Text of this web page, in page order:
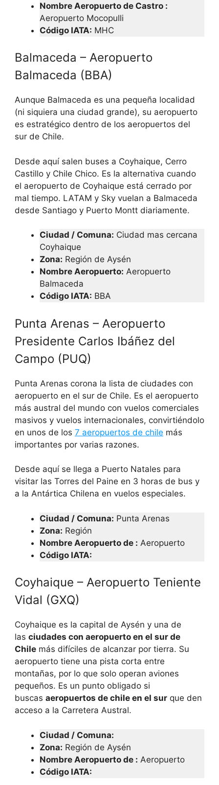
Nombre Aeropuerto de Castro :
Aeropuerto Mocopulli
Código IATA: MHC
Balmaceda – Aeropuerto
Balmaceda (BBA)
Aunque Balmaceda es una pequeña localidad
(ni siquiera una ciudad grande), su aeropuerto
es estratégico dentro de los aeropuertos del
sur de Chile.
Desde aquí salen buses a Coyhaique, Cerro
Castillo y Chile Chico. Es la alternativa cuando
el aeropuerto de Coyhaique está cerrado por
mal tiempo. LATAM y Sky vuelan a Balmaceda
desde Santiago y Puerto Montt diariamente.
Ciudad / Comuna: Ciudad mas cercana
Coyhaique
Zona: Región de Aysén
Nombre Aeropuerto: Aeropuerto
Balmaceda
Código IATA: BBA
Punta Arenas – Aeropuerto
Presidente Carlos Ibáñez del
Campo (PUQ)
Punta Arenas corona la lista de ciudades con
aeropuerto en el sur de Chile. Es el aeropuerto
más austral del mundo con vuelos comerciales
masivos y vuelos internacionales, convirtiéndolo
en unos de los 7 aeropuertos de chile más
importantes por varias razones.
Desde aquí se llega a Puerto Natales para
visitar las Torres del Paine en 3 horas de bus y
a la Antártica Chilena en vuelos especiales.
Ciudad / Comuna: Punta Arenas
Zona: Región
Nombre Aeropuerto de : Aeropuerto
Código IATA:
Coyhaique – Aeropuerto Teniente
Vidal (GXQ)
Coyhaique es la capital de Aysén y una de
las ciudades con aeropuerto en el sur de
Chile más difíciles de alcanzar por tierra. Su
aeropuerto tiene una pista corta entre
montañas, por lo que solo operan aviones
pequeños. Es un punto obligado si
buscas aeropuertos de chile en el sur que den
acceso a la Carretera Austral.
Ciudad / Comuna:
Zona: Región de Aysén
Nombre Aeropuerto de : Aeropuerto
Código IATA: